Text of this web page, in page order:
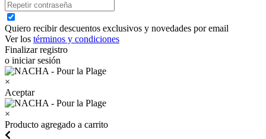
Quiero recibir descuentos exclusivos y novedades por email
Ver los términos y condiciones
Finalizar registro
o iniciar sesión
×
Aceptar
×
Producto agregado a carrito